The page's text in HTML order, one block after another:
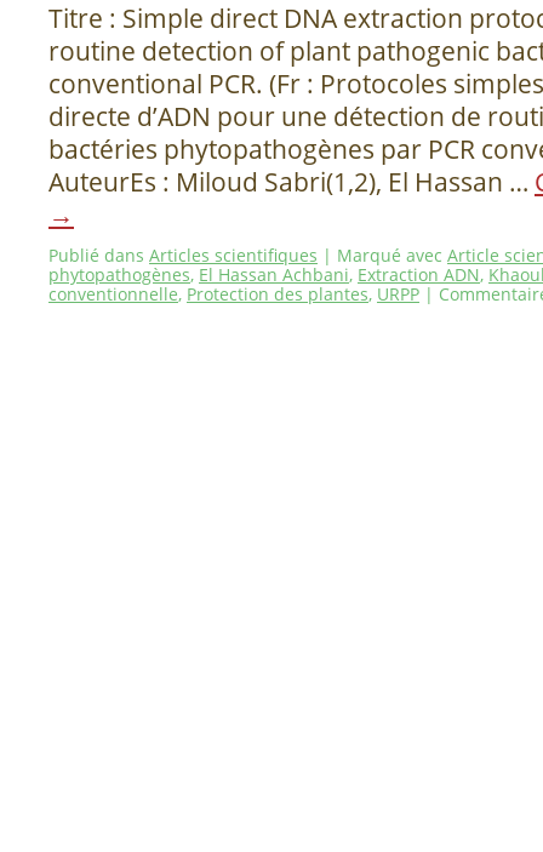
Titre : Simple direct DNA extraction
routine detection of plant pathogenic
conventional PCR. (Fr : Protocoles
directe d’ADN pour une détection de
bactéries phytopathogènes par PCR
AuteurEs : Miloud Sabri(1,2), El Hassan …
→
Publié dans Articles scientifiques | Marqué avec Article
phytopathogènes, El Hassan Achbani, Extraction ADN,
conventionnelle, Protection des plantes, URPP |